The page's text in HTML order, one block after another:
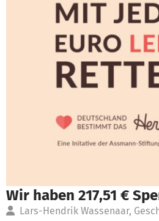
Wir haben 217,51 €
Lars-Hendrik Wassenaar,